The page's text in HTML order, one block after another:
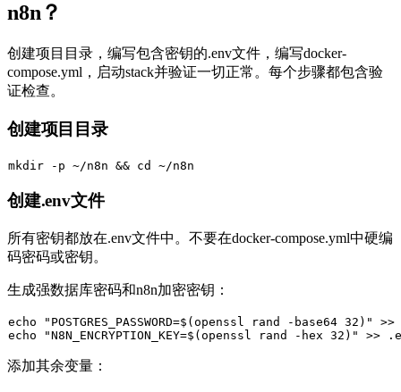
n8n？
创建项目目录，编写包含密钥的.env文件，编写docker-
compose.yml ，启动stack并验证一切正常。每个步骤都包含验
证检查。
创建项目目录
mkdir -p ~/n8n && cd
创建.env文件
所有密钥都放在.env文件中。不要在docker-compose.yml中硬编
码密码或密钥。
生成强数据库密码和n8n加密密钥：
echo "POSTGRES_PASSWORD=$(openssl rand -base64 32) "
echo
"N8N_ENCRYPTION_KEY=$(openssl rand -hex 32) " >> .
添加其余变量：